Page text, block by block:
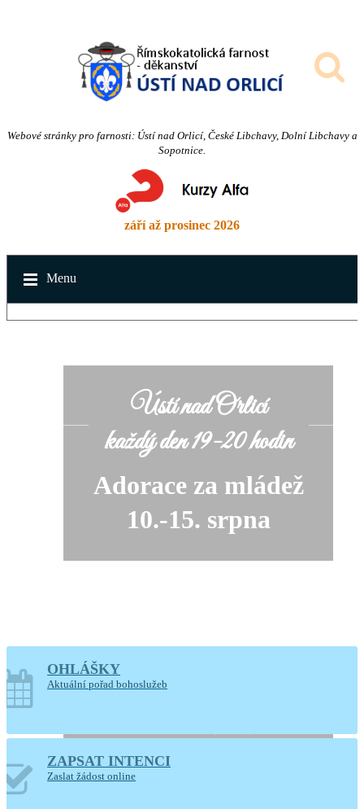
Webové stránky pro farnosti: Ústí nad Orlicí, České Libchavy, Dolní Libchavy a
Sopotnice.
září až prosinec 2026
Menu
Ústí nad Orlicí
každý den 19-20 hodin
Adorace za mládež
10.-15. srpna
soboty o prázdninách
14-17.30 hodin
Otevřený kostel
OHLÁŠKY
Aktuální pořad bohoslužeb
ZAPSAT INTENCI
Zaslat žádost online